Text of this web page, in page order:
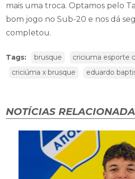
mais uma troca. Optamos pelo
bom jogo no Sub-20 e nos dá
completou.
Tags: brusque
criciuma esporte
criciúma x brusque
eduardo
NOTÍCIAS